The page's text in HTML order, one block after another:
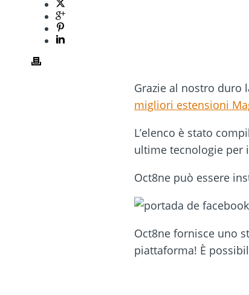
Grazie al nostro duro
migliori estensioni
L’elenco è stato
ultime tecnologie per i
Oct8ne può essere
Oct8ne fornisce uno
piattaforma! È